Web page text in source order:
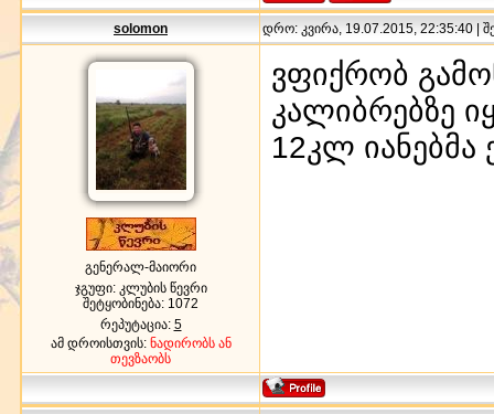
solomon დრო: კვირა, 19.07.2015, 22:35:40 |
გენერალ-მაიორი
ჯგუფი: კლუბის წევრი
შეტყობინება: 1072
რეპუტაცია: 5
ამ დროისთვის: ნადირობს ან
თევზაობს
ვფიქრობ
კალიბრებზე
12კლ